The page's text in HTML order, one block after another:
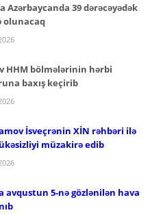
Azərbaycanda 39 dərəcəyədək
olunacaq
HHM bölmələrinin hərbi
baxış keçirib
İsveçrənin XİN rəhbəri ilə
müzakirə edib
avqustun 5-nə gözlənilən hava